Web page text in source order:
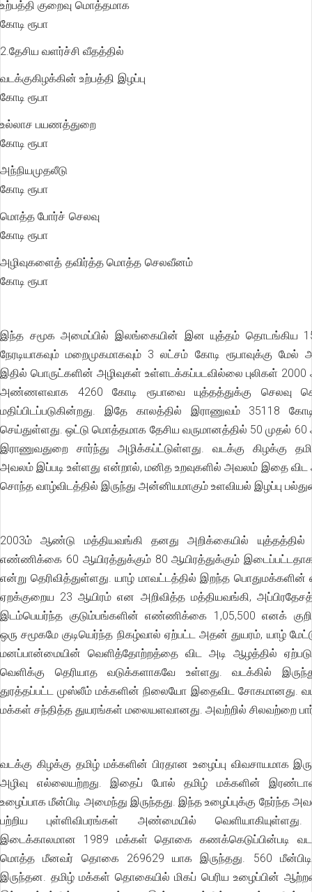
உற்பத்தி குறைவு மொத்தமாக
கோடி ரூபா
2.தேசிய வளர்ச்சி வீதத்தில்
வடக்குகிழக்கின் உற்பத்தி இழப்பு
கோடி ரூபா
உல்லாச பயணத்துறை
கோடி ரூபா
அந்நியமுதலீடு
கோடி ரூபா
மொத்த போர்ச் செலவு
கோடி ரூபா
அழிவுகளைத் தவிர்த்த மொத்த செலவீனம்
கோடி ரூபா
இந்த சமூக அமைப்பில் இலங்கையின் இன யுத்தம் தொடங்கிய 15
நேரடியாகவும் மறைமுகமாகவும் 3 லட்சம் கோடி ரூபாவுக்கு மேல்
இதில் பொருட்களின் அழிவுகள் உள்ளடக்கப்படவில்லை புலிகள்
அண்ணளவாக 4260 கோடி ரூபாவை யுத்தத்துக்கு செலவு
மதிப்பிடப்படுகின்றது. இதே காலத்தில் இராணுவம் 35118
செய்துள்ளது. ஒட்டு மொத்தமாக தேசிய வருமானத்தில் 50 முதல் 60
இராணுவதுறை சார்ந்து அழிக்கப்ட்டுள்ளது. வடக்கு கிழக்கு
அவலம் இப்படி உள்ளது என்றால், மனித உறவுகளில் அவலம் இதை
சொந்த வாழ்விடத்தில் இருந்து அன்னியமாகும் உளவியல் இழப்பு
2003ம் ஆண்டு மத்தியவங்கி தனது அறிக்கையில் யுத்தத்தில்
எண்ணிக்கை 60 ஆயிரத்துக்கும் 80 ஆயிரத்துக்கும்
என்று தெரிவித்துள்ளது. யாழ் மாவட்டத்தில் இறந்த
ஏறக்குறைய 23 ஆயிரம் என அறிவித்த மத்தியவங்கி,
இடம்பெயர்ந்த குடும்பங்களின் எண்ணிக்கை 1,05,500 எனக்
ஒரு சமூகமே குடியெர்ந்த நிகழ்வால் ஏற்பட்ட அதன் துயரம், யாழ்
மனப்பான்மையின் வெளித்தோற்றத்தை விட அடி ஆழத்தில்
வெளிக்கு தெரியாத வடுக்களாகவே உள்ளது. வடக்கில்
துரத்தப்பட்ட முஸ்லீம் மக்களின் நிலையோ இதைவிட சோகமானது.
மக்கள் சந்தித்த துயரங்கள் மலையளவானது. அவற்றில் சிலவற்றை
வடக்கு கிழக்கு தமிழ் மக்களின் பிரதான உழைப்பு விவசாயமாக
அழிவு எல்லையற்றது. இதைப் போல் தமிழ் மக்களின்
உழைப்பாக மீன்பிடி அமைந்து இருந்தது. இந்த உழைப்புக்கு நேர்ந்த
பற்றிய புள்ளிவிபரங்கள் அண்மையில் வெளியாகியுள்ளது.
இடைக்காலமான 1989 மக்கள் தொகை கணக்கெடுப்பின்படி
மொத்த மீனவர் தொகை 269629 யாக இருந்தது. 560 மீன்பிடி
இருந்தன. தமிழ் மக்கள் தொகையில் மிகப் பெரிய உழைப்பின்